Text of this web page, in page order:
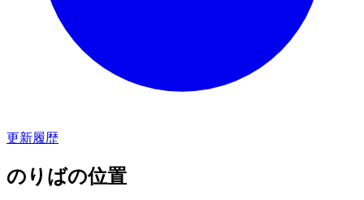
更新履歴
のりばの位置